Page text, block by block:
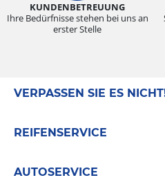
KUNDENBETREUUNG
Ihre Bedürfnisse stehen bei uns an
erster Stelle
VERPASSEN SIE ES
REIFENSERVICE
AUTOSERVICE